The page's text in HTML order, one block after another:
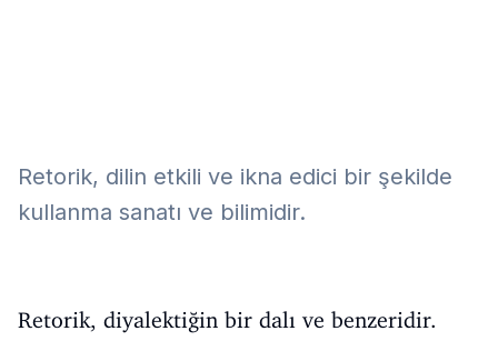
Retorik, dilin etkili ve ikna edici bir şekilde
kullanma sanatı ve bilimidir.
Retorik, diyalektiğin bir dalı ve benzeridir.